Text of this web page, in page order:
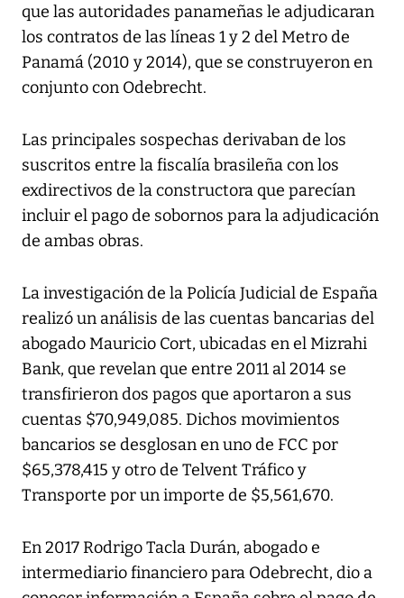
que las autoridades panameñas le adjudicaran
los contratos de las líneas 1 y 2 del Metro de
Panamá (2010 y 2014), que se construyeron en
conjunto con Odebrecht.
Las principales sospechas derivaban de los
suscritos entre la fiscalía brasileña con los
exdirectivos de la constructora que parecían
incluir el pago de sobornos para la adjudicación
de ambas obras.
La investigación de la Policía Judicial de España
realizó un análisis de las cuentas bancarias del
abogado Mauricio Cort, ubicadas en el Mizrahi
Bank, que revelan que entre 2011 al 2014 se
transfirieron dos pagos que aportaron a sus
cuentas $70,949,085. Dichos movimientos
bancarios se desglosan en uno de FCC por
$65,378,415 y otro de Telvent Tráfico y
Transporte por un importe de $5,561,670.
En 2017 Rodrigo Tacla Durán, abogado e
intermediario financiero para Odebrecht, dio a